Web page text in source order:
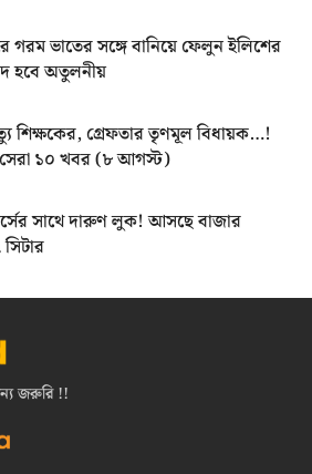
গরম ভাতের সঙ্গে বানিয়ে ফেলুন ইলিশের
হবে অতুলনীয়
শিক্ষকের, গ্রেফতার তৃণমূল বিধায়ক…!
১০ খবর (৮ আগস্ট)
সাথে দারুণ লুক! আসছে বাজার
জরুরি !!